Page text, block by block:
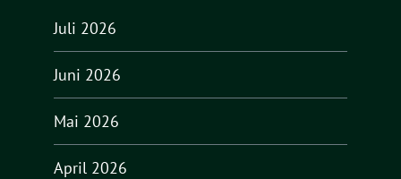
Juli 2026
Juni 2026
Mai 2026
April 2026